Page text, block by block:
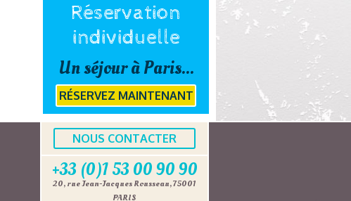
Réservation
individuelle
Un séjour à Paris...
RÉSERVEZ MAINTENANT
NOUS CONTACTER
+33 (0)1 53 00 90 90
20, rue Jean-Jacques Rousseau, 75001
PARIS